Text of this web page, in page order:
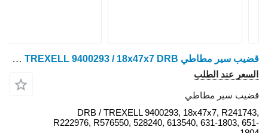
قضيب سير مطاطي Tagex TREXELL 9400293 / 18x47x7 DRB لـ جرار مجنزر John Deere 8100T, 8110T, 8120T, 8200T, 8210T, 8220T, 8230T, 8300T, 8310T, 8320T, 8330T, 8400T, 8410T, 8420T, 8430T
DRB / TREXELL
R222976, R576550, 528240,